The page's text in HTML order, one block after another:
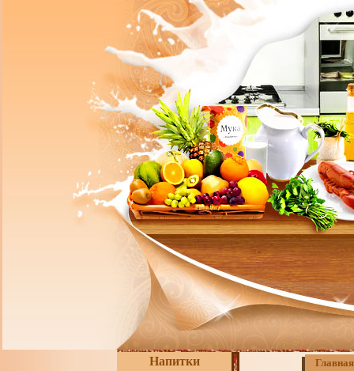
Напитки Главная